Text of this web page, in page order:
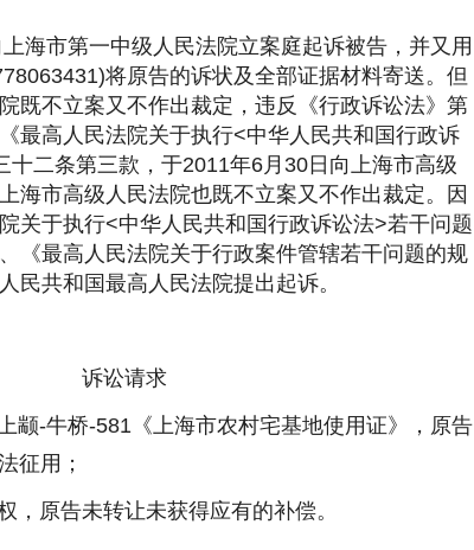
海市第一中级人民法院立案庭起诉被告，并又用
将原告的诉状及全部证据材料寄送。但
既不立案又不作出裁定，违反《行政诉讼法》第
最高人民法院关于执行<中华人民共和国行政诉
十二条第三款，于2011年6月30日向上海市高级
海市高级人民法院也既不立案又不作出裁定。因
关于执行<中华人民共和国行政诉讼法>若干问题
《最高人民法院关于行政案件管辖若干问题的规
民共和国最高人民法院提出起诉。
诉讼请求
颛-牛桥-581《上海市农村宅基地使用证》，原告
征用；
，原告未转让未获得应有的补偿。